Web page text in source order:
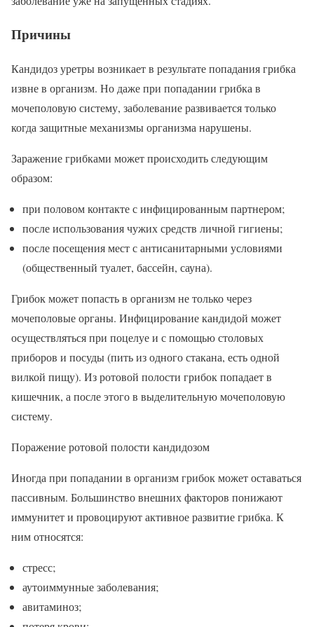
Причины
Кандидоз уретры возникает в результате попадания грибка
извне в организм. Но даже при попадании грибка в
мочеполовую систему, заболевание развивается только
когда защитные механизмы организма нарушены.
Заражение грибками может происходить следующим
образом:
при половом контакте с инфицированным партнером;
после использования чужих средств личной гигиены;
после посещения мест с антисанитарными условиями
(общественный туалет, бассейн, сауна).
Грибок может попасть в организм не только через
мочеполовые органы. Инфицирование кандидой может
осуществляться при поцелуе и с помощью столовых
приборов и посуды (пить из одного стакана, есть одной
вилкой пищу). Из ротовой полости грибок попадает в
кишечник, а после этого в выделительную мочеполовую
систему.
Поражение ротовой полости кандидозом
Иногда при попадании в организм грибок может оставаться
пассивным. Большинство внешних факторов понижают
иммунитет и провоцируют активное развитие грибка. К
ним относятся:
стресс;
аутоиммунные заболевания;
авитаминоз;